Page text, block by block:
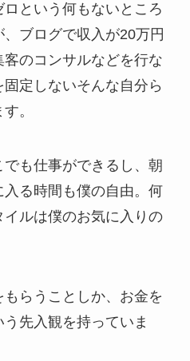
という何もないところ
ブログで収入が20万円
のコンサルなどを行な
定しないそんな自分ら
。
も仕事ができるし、朝
る時間も僕の自由。何
ルは僕のお気に入りの
らうことしか、お金を
先入観を持っていま